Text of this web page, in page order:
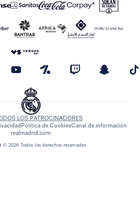
© 2026 Todos los derechos reservados
LOS PATROCINADORES
Política de CookiesCanal de información
realmadrid.com